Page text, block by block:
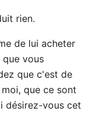
rien.
de lui acheter
vous
que c'est de
que ce sont
désirez-vous cet